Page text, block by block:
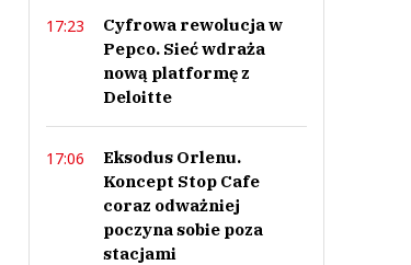
17:23
Cyfrowa rewolucja w
Pepco. Sieć wdraża
nową platformę z
Deloitte
17:06
Eksodus Orlenu.
Koncept Stop Cafe
coraz odważniej
poczyna sobie poza
stacjami